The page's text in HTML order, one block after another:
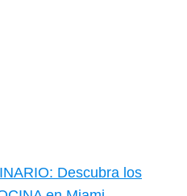
Descubra los